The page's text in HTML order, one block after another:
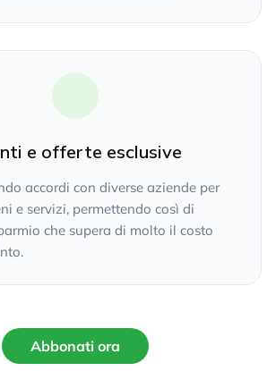
e offerte esclusive
accordi con diverse aziende per
e servizi, permettendo così di
che supera di molto il costo
Abbonati ora